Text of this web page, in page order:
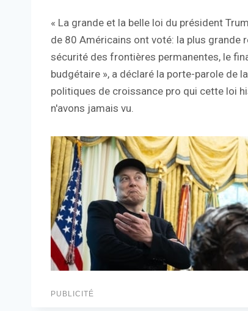
« La grande et la belle loi du président
de 80 Américains ont voté: la plus grande
sécurité des frontières permanentes, le
budgétaire », a déclaré la porte-parole de
politiques de croissance pro qui cette loi
n'avons jamais vu.
PUBLICITÉ